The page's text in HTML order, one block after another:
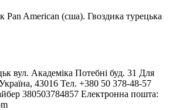
American (сша). Гвоздика турецька
вул. Академіка Потебні буд. 31 Для
43016 Тел. +380 50 378-48-57
380503784857 Електронна пошта: